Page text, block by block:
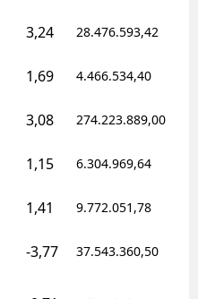
3,24 28.476.593,42
1,69 4.466.534,40
3,08 274.223.889,00
1,15 6.304.969,64
1,41 9.772.051,78
-3,77 37.543.360,50